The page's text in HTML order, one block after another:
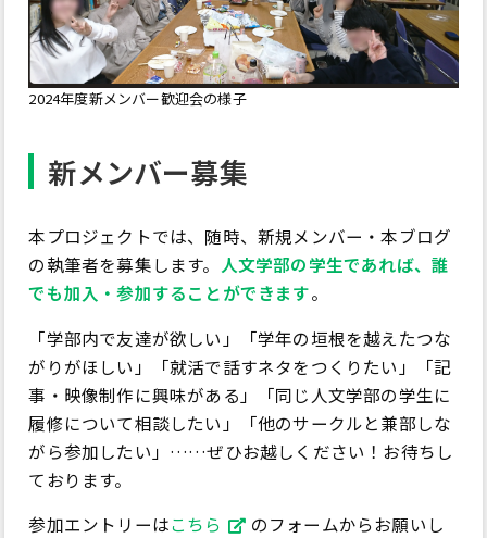
2024年度新メンバー歓迎会の様子
新メンバー募集
本プロジェクトでは、随時、新規メンバー・本ブログ
の執筆者を募集します。 人文学部の学生であれば、誰
でも加入・参加することができます。
「学部内で友達が欲しい」「学年の垣根を越えたつな
がりがほしい」「就活で話すネタをつくりたい」「記
事・映像制作に興味がある」「同じ人文学部の学生に
履修について相談したい」「他のサークルと兼部しな
がら参加したい」……ぜひお越しください！お待ちし
ております。
参加エントリーはこちら
のフォームからお願いし